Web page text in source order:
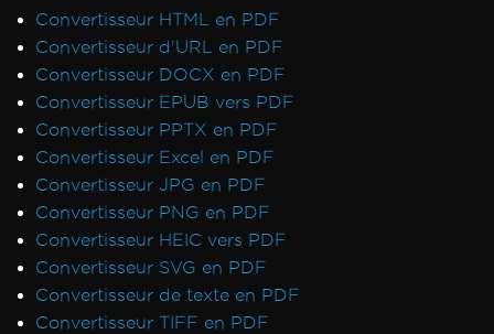
Visibilité des métadonnées
Impression depuis une imprimante réseau
Rasteriser en image en utilisant
MemoryStream
Rendre la vue en chaîne
Alternatives à System.Drawing.Common
(.NET 7 & Non-Windows)
En-têtes de tableau
Utiliser la compilation ReadyToRun
Exception de déploiement pour IronPdf.Slim
v2025.5.6
Incompatibilité de version ClickOnce
Convertisseur HTML en PDF
Convertisseur d'URL en PDF
Convertisseur DOCX en PDF
Convertisseur EPUB vers PDF
Convertisseur PPTX en PDF
Convertisseur Excel en PDF
Convertisseur JPG en PDF
Convertisseur PNG en PDF
Convertisseur HEIC vers PDF
Convertisseur SVG en PDF
Convertisseur de texte en PDF
Convertisseur TIFF en PDF